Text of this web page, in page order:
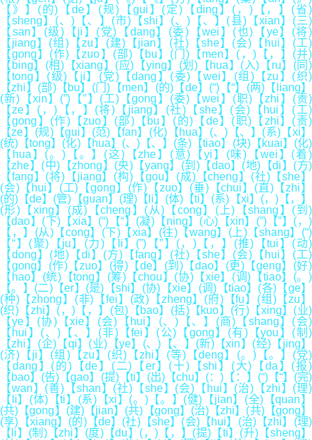
【》】(的)【de】(规)【gui】(定)【ding】(，)【，】(省)
【sheng】(、)【、】(市)【shi】(、)【、】(县)【xian】(三)
【san】(级)【ji】(党)【dang】(委)【wei】(也)【ye】(将)
【jiang】(组)【zu】(建)【jian】(社)【she】(会)【hui】(工)
【gong】(作)【zuo】(部)【bu】(门)【men】(，)【，】(并)
【bing】(相)【xiang】(应)【ying】(划)【hua】(入)【ru】(同)
【tong】(级)【ji】(党)【dang】(委)【wei】(组)【zu】(织)
【zhi】(部)【bu】(门)【men】(的)【de】(“)【“】(两)【liang】
(新)【xin】(”)【”】(工)【gong】(委)【wei】(职)【zhi】(责)
【ze】(，)【，】(将)【jiang】(社)【she】(会)【hui】(工)
【gong】(作)【zuo】(部)【bu】(的)【de】(职)【zhi】(责)
【ze】(规)【gui】(范)【fan】(化)【hua】(、)【、】(系)【xi】
(统)【tong】(化)【hua】(、)【、】(条)【tiao】(块)【kuai】(化)
【hua】(。)【。】(这)【zhe】(意)【yi】(味)【wei】(着)
【zhe】(中)【zhong】(央)【yang】(到)【dao】(地)【di】(方)
【fang】(将)【jiang】(构)【gou】(成)【cheng】(社)【she】
(会)【hui】(工)【gong】(作)【zuo】(垂)【chui】(直)【zhi】
(的)【de】(管)【guan】(理)【li】(体)【ti】(系)【xi】(，)【，】
(形)【xing】(成)【cheng】(从)【cong】(上)【shang】(到)
【dao】(下)【xia】(“)【“】(凝)【ning】(心)【xin】(”)【”】(，)
【，】(从)【cong】(下)【xia】(往)【wang】(上)【shang】(“)
【“】(聚)【ju】(力)【li】(”)【”】(，)【，】(推)【tui】(动)
【dong】(地)【di】(方)【fang】(社)【she】(会)【hui】(工)
【gong】(作)【zuo】(得)【de】(到)【dao】(更)【geng】(好)
【hao】(统)【tong】(筹)【chou】(协)【xie】(调)【tiao】(。)
【。】(二)【er】(是)【shi】(协)【xie】(调)【tiao】(各)【ge】
(种)【zhong】(非)【fei】(政)【zheng】(府)【fu】(组)【zu】
(织)【zhi】(，)【，】(包)【bao】(括)【kuo】(行)【xing】(业)
【ye】(协)【xie】(会)【hui】(、)【、】(商)【shang】(会)
【hui】(、)【、】(非)【fei】(公)【gong】(有)【you】(制)
【zhi】(企)【qi】(业)【ye】(、)【、】(新)【xin】(经)【jing】
(济)【ji】(组)【zu】(织)【zhi】(等)【deng】(。)【。】(党)
【dang】(的)【de】(二)【er】(十)【shi】(大)【da】(报)
【bao】(告)【gao】(提)【ti】(出)【chu】(：)【：】(“)【“】(完)
【wan】(善)【shan】(社)【she】(会)【hui】(治)【zhi】(理)
【li】(体)【ti】(系)【xi】(。)【。】(健)【jian】(全)【quan】
(共)【gong】(建)【jian】(共)【gong】(治)【zhi】(共)【gong】
(享)【xiang】(的)【de】(社)【she】(会)【hui】(治)【zhi】(理)
【li】(制)【zhi】(度)【du】(，)【，】(提)【ti】(升)【sheng】